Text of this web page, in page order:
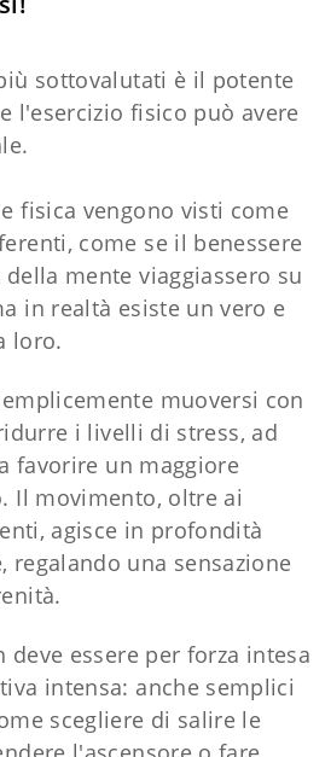
sottovalutati è il potente
l'esercizio fisico può avere
fisica vengono visti come
come se il benessere
mente viaggiassero su
in realtà esiste un vero e
loro.
muoversi con
i livelli di stress, ad
favorire un maggiore
Il movimento, oltre ai
agisce in profondità
regalando una sensazione
essere per forza intesa
intensa: anche semplici
scegliere di salire le